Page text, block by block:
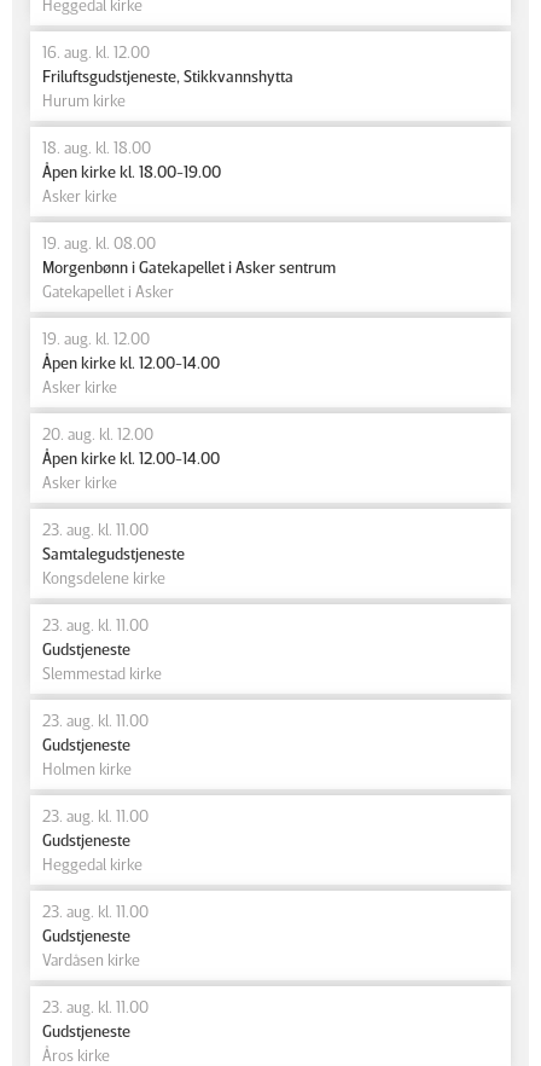
Heggedal kirke
16. aug. kl. 12.00
Friluftsgudstjeneste, Stikkvannshytta
Hurum kirke
18. aug. kl. 18.00
Åpen kirke kl. 18.00-19.00
Asker kirke
19. aug. kl. 08.00
Morgenbønn i Gatekapellet i Asker sentrum
Gatekapellet i Asker
19. aug. kl. 12.00
Åpen kirke kl. 12.00-14.00
Asker kirke
20. aug. kl. 12.00
Åpen kirke kl. 12.00-14.00
Asker kirke
23. aug. kl. 11.00
Samtalegudstjeneste
Kongsdelene kirke
23. aug. kl. 11.00
Gudstjeneste
Slemmestad kirke
23. aug. kl. 11.00
Gudstjeneste
Holmen kirke
23. aug. kl. 11.00
Gudstjeneste
Heggedal kirke
23. aug. kl. 11.00
Gudstjeneste
Vardåsen kirke
23. aug. kl. 11.00
Gudstjeneste
Åros kirke